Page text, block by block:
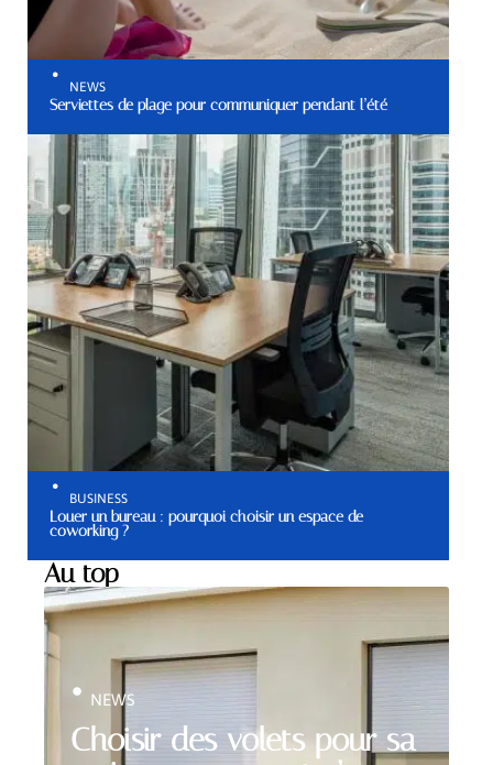
NEWS
Serviettes de plage pour communiquer pendant l’été
BUSINESS
Louer un bureau : pourquoi choisir un espace de
coworking ?
Au top
Choisir des volets pour sa
NEWS